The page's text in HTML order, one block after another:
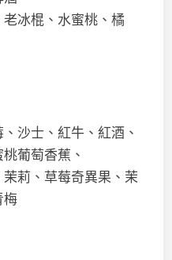
冰棍、水蜜桃、橘
沙士、紅牛、紅酒、
葡萄香蕉、
莉、草莓奇異果、茉
梅